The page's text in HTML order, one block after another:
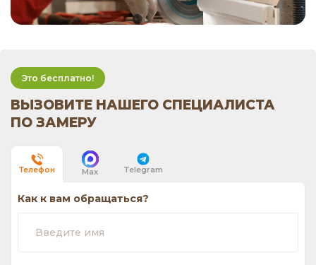
Это бесплатно!
ВЫЗОВИТЕ НАШЕГО СПЕЦИАЛИСТА
ПО ЗАМЕРУ
Телефон Max Telegram
Как к вам обращаться?